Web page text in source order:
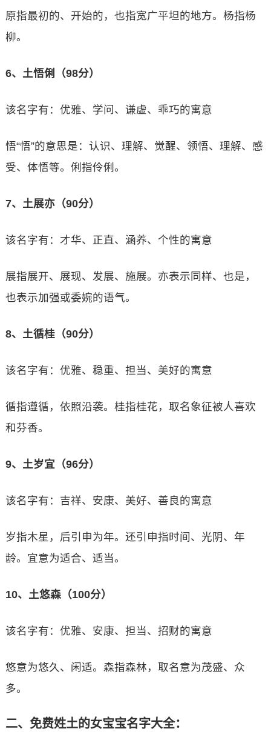
原指最初的、开始的，也指宽广平坦的地方。杨指杨
柳。
6、土悟俐（98分）
该名字有：优雅、学问、谦虚、乖巧的寓意
悟“悟”的意思是：认识、理解、觉醒、领悟、理解、感
受、体悟等。俐指伶俐。
7、土展亦（90分）
该名字有：才华、正直、涵养、个性的寓意
展指展开、展现、发展、施展。亦表示同样、也是，
也表示加强或委婉的语气。
8、土循桂（90分）
该名字有：优雅、稳重、担当、美好的寓意
循指遵循，依照沿袭。桂指桂花，取名象征被人喜欢
和芬香。
9、土岁宜（96分）
该名字有：吉祥、安康、美好、善良的寓意
岁指木星，后引申为年。还引申指时间、光阴、年
龄。宜意为适合、适当。
10、土悠森（100分）
该名字有：优雅、安康、担当、招财的寓意
悠意为悠久、闲适。森指森林，取名意为茂盛、众
多。
二、免费姓土的女宝宝名字大全：